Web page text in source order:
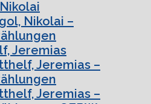
Nikolai –
Jeremias
Jeremias –
Jeremias –